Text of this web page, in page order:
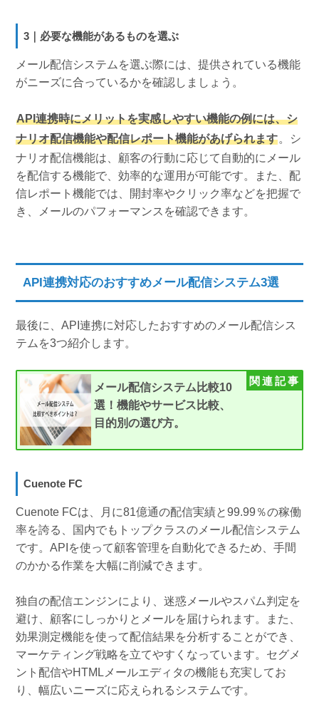
3｜必要な機能があるものを選ぶ
メール配信システムを選ぶ際には、提供されている機能
がニーズに合っているかを確認しましょう。
API連携時にメリットを実感しやすい機能の例には、シ
ナリオ配信機能や配信レポート機能があげられます。シ
ナリオ配信機能は、顧客の行動に応じて自動的にメール
を配信する機能で、効率的な運用が可能です。また、配
信レポート機能では、開封率やクリック率などを把握で
き、メールのパフォーマンスを確認できます。
API連携対応のおすすめメール配信システム3選
最後に、API連携に対応したおすすめのメール配信シス
テムを3つ紹介します。
メール配信システム比較10
選！機能やサービス比較、
目的別の選び方。
Cuenote FC
Cuenote FCは、月に81億通の配信実績と99.99％の稼働
率を誇る、国内でもトップクラスのメール配信システム
です。APIを使って顧客管理を自動化できるため、手間
のかかる作業を大幅に削減できます。
独自の配信エンジンにより、迷惑メールやスパム判定を
避け、顧客にしっかりとメールを届けられます。また、
効果測定機能を使って配信結果を分析することができ、
マーケティング戦略を立てやすくなっています。セグメ
ント配信やHTMLメールエディタの機能も充実してお
り、幅広いニーズに応えられるシステムです。